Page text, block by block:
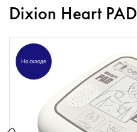
Dixion Heart PAD
На складе